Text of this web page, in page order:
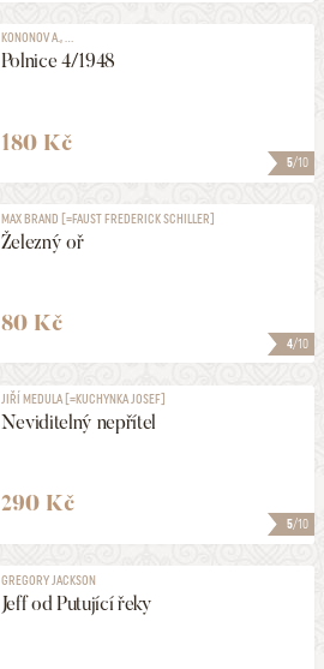
5/10
KONONOV A., ...
Polnice 4/1948
180 Kč
4/10
MAX BRAND [=FAUST FREDERICK SCHILLER]
Železný oř
80 Kč
5/10
JIŘÍ MEDULA [=KUCHYNKA JOSEF]
Neviditelný nepřítel
290 Kč
GREGORY JACKSON
Jeff od Putující řeky